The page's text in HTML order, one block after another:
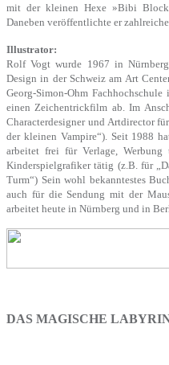
mit der kleinen Hexe »Bibi
Daneben veröffentlichte er
Illustrator:
Rolf Vogt wurde 1967 in
Design in der Schweiz am Art
Georg-Simon-Ohm
einen Zeichentrickfilm ab. Im
Characterdesigner und Artdirector
der kleinen Vampire“). Seit 1988
arbeitet frei für Verlage, Werbung
Kinderspielgrafiker tätig (z.B. für
Turm“) Sein wohl bekanntestes
auch für die Sendung mit der
arbeitet heute in Nürnberg und in
DAS MAGISCHE